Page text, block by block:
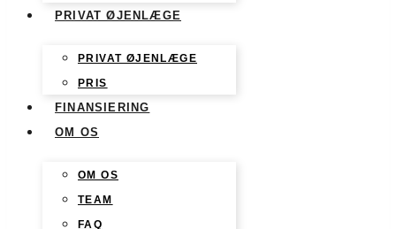
PRIVAT ØJENLÆGE
PRIVAT ØJENLÆGE
PRIS
FINANSIERING
OM OS
OM OS
TEAM
FAQ